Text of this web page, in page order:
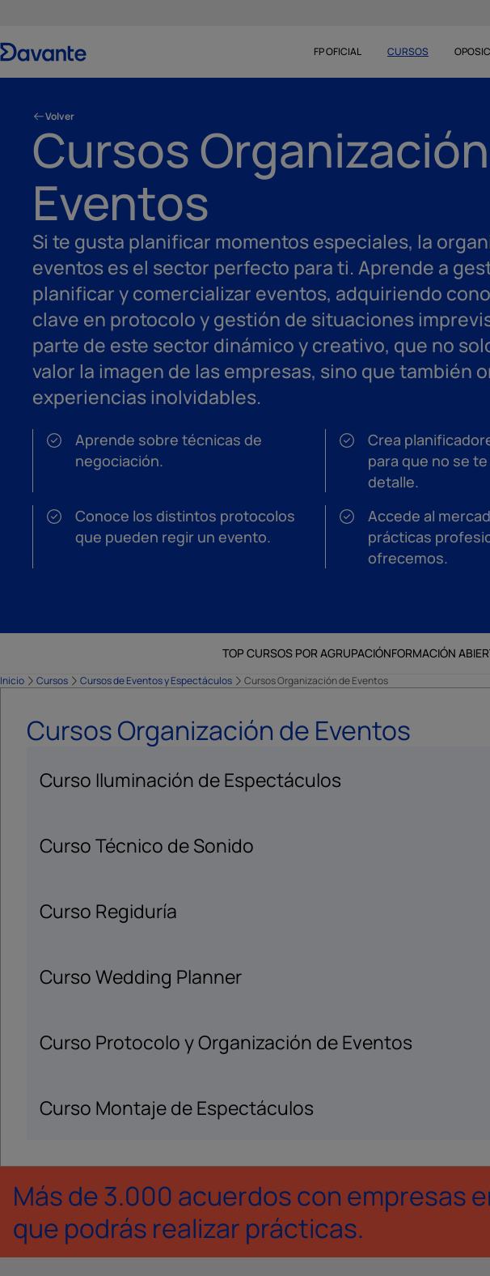
FP OFICIAL CURSOS
Volver
Cursos
Eventos
Si te gusta planificar momentos especiales, la
eventos es el sector perfecto para ti. Aprende a
planificar y comercializar eventos, adquiriendo
clave en protocolo y gestión de situaciones
parte de este sector dinámico y creativo, que no
valor la imagen de las empresas, sino que también
experiencias inolvidables.
Aprende sobre técnicas de
negociación.
Crea
para que no se
detalle.
Conoce los distintos protocolos
que pueden regir un evento.
Accede al
prácticas
ofrecemos.
TOP CURSOS POR AGRUPACIÓNFORMACIÓN
Inicio Cursos Cursos de Eventos y Espectáculos Cursos Organización de Eventos
Cursos Organización de Eventos
Curso Iluminación de Espectáculos
Curso Técnico de Sonido
Curso Regiduría
Curso Wedding Planner
Curso Protocolo y Organización de Eventos
Curso Montaje de Espectáculos
Más de 3.000 acuerdos con empresas
que podrás realizar prácticas.